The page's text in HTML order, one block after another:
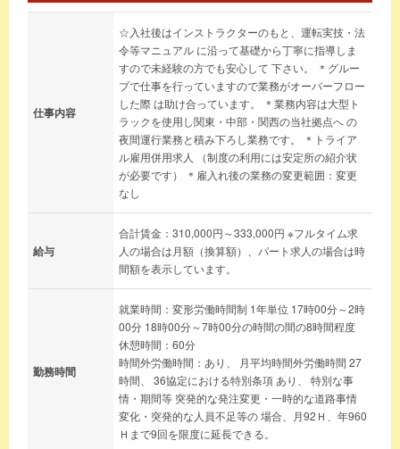
仕事内容
☆入社後はインストラクターのもと、運転実技・法
令等マニュアル に沿って基礎から丁寧に指導しま
すので未経験の方でも安心して 下さい。 ＊グルー
プで仕事を行っていますので業務がオーバーフロー
した際 は助け合っています。 ＊業務内容は大型ト
ラックを使用し関東・中部・関西の当社拠点へ の
夜間運行業務と積み下ろし業務です。 ＊トライア
ル雇用併用求人 （制度の利用には安定所の紹介状
が必要です） ＊雇入れ後の業務の変更範囲：変更
なし
給与
合計賃金：310,000円～333,000円 ※フルタイム求
人の場合は月額（換算額）、パート求人の場合は時
間額を表示しています。
勤務時間
就業時間：変形労働時間制 1年単位 17時00分～2時
00分 18時00分～7時00分の時間の間の8時間程度
休憩時間：60分
時間外労働時間：あり、 月平均時間外労働時間 27
時間、 36協定における特別条項 あり、 特別な事
情・期間等 突発的な発注変更・一時的な道路事情
変化・突発的な人員不足等の 場合、月92Ｈ、年960
Ｈまで9回を限度に延長できる。